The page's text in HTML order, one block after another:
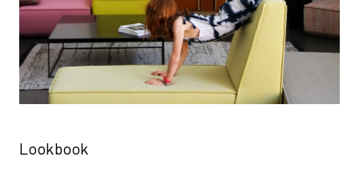
Lookbook